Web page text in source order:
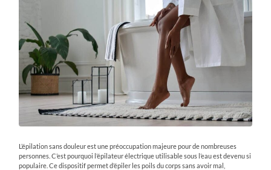
L’épilation sans douleur est une préoccupation majeure pour de nombreuses
personnes. C’est pourquoi l’épilateur électrique utilisable sous l’eau est devenu si
populaire. Ce dispositif permet d’épiler les poils du corps sans avoir mal,